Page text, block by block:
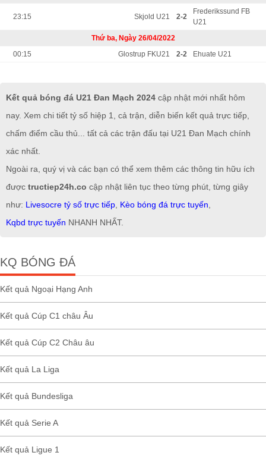
23:15 Skjold U21 2-2
Frederikssund FB
U21
Thứ ba, Ngày 26/04/2022
00:15
Glostrup FKU21 2-2 Ehuate U21
Kết quả bóng đá U21 Đan Mạch 2024 cập nhật mới nhất hôm
nay. Xem chi tiết tỷ số hiệp 1, cả trận, diễn biến kết quả trực tiếp,
chấm điểm cầu thủ... tất cả các trận đấu tại U21 Đan Mạch chính
xác nhất.
Ngoài ra, quý vị và các bạn có thể xem thêm các thông tin hữu ích
được tructiep24h.co cập nhật liên tục theo từng phút, từng giây
như: Livesocre tỷ số trực tiếp Kèo bóng đá trực tuyến
Kqbd trực tuyến NHANH NHẤT.
KQ BÓNG ĐÁ
Kết quả Ngoại Hạng Anh
Kết quả Cúp C1 châu Âu
Kết quả Cúp C2 Châu âu
Kết quả La Liga
Kết quả Bundesliga
Kết quả Serie A
Kết quả Ligue 1